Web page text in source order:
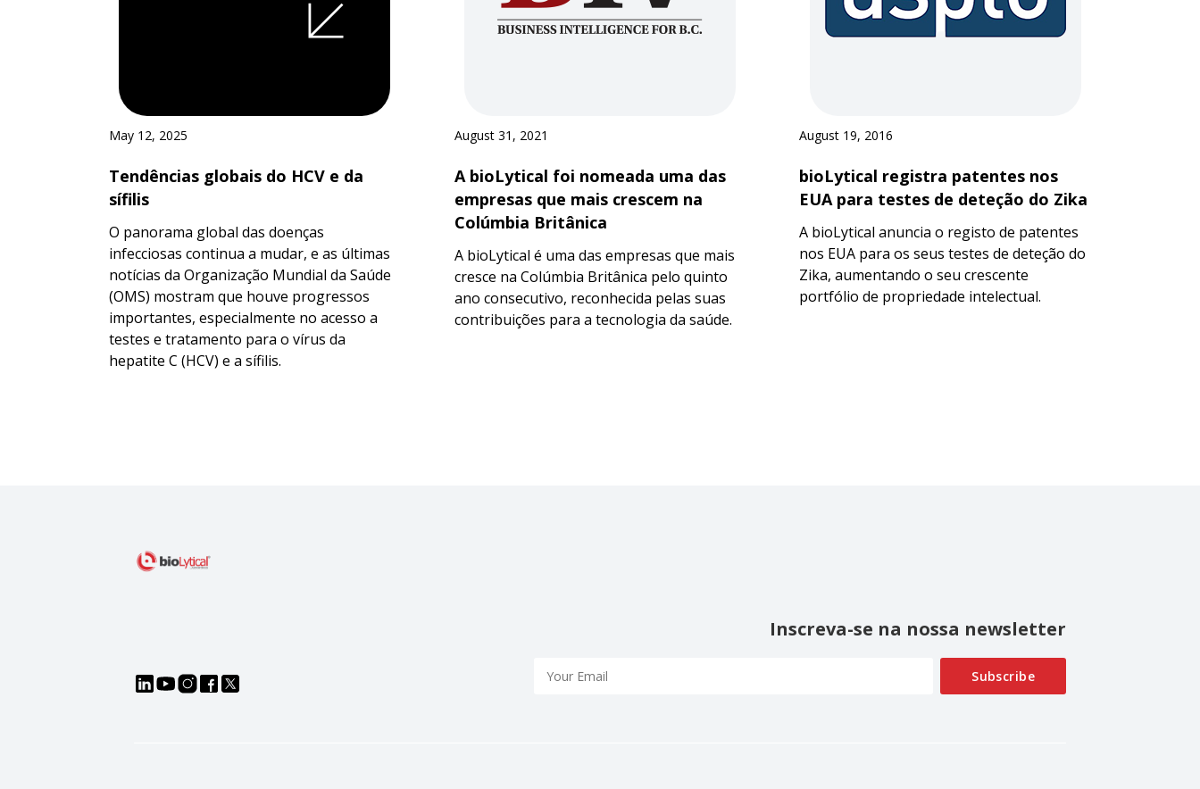
May 12, 2025
Tendências globais do HCV e da
sífilis
O panorama global das doenças
infecciosas continua a mudar, e as últimas
notícias da Organização Mundial da Saúde
(OMS) mostram que houve progressos
importantes, especialmente no acesso a
testes e tratamento para o vírus da
hepatite C (HCV) e a sífilis.
August 31, 2021
A bioLytical foi nomeada uma das
empresas que mais crescem na
Colúmbia Britânica
A bioLytical é uma das empresas que mais
cresce na Colúmbia Britânica pelo quinto
ano consecutivo, reconhecida pelas suas
contribuições para a tecnologia da saúde.
August 19, 2016
bioLytical registra patentes nos
EUA para testes de deteção do Zika
A bioLytical anuncia o registo de patentes
nos EUA para os seus testes de deteção do
Zika, aumentando o seu crescente
portfólio de propriedade intelectual.
Inscreva-se na nossa newsletter